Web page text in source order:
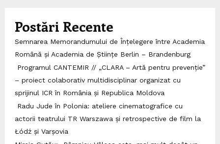
Postări Recente
Semnarea Memorandumului de Înțelegere între Academia
Română și Academia de Științe Berlin – Brandenburg
Programul CANTEMIR // „CLARA – Artă pentru prevenție”
– proiect colaborativ multidisciplinar organizat cu
sprijinul ICR în România și Republica Moldova
Radu Jude în Polonia: ateliere cinematografice cu
actorii teatrului TR Warszawa și retrospective de film la
Łódź și Varșovia